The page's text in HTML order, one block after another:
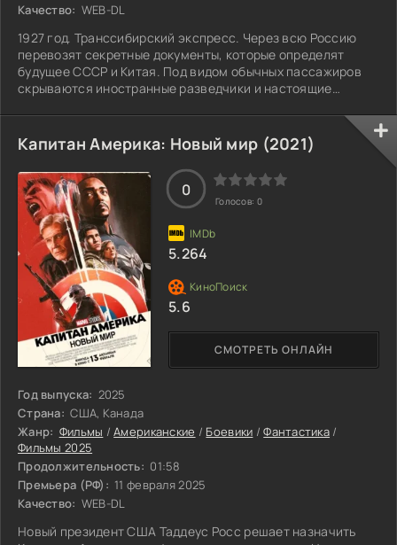
Качество: WEB-DL
1927 год. Транссибирский экспресс. Через всю Россию
перевозят секретные документы, которые определят
будущее СССР и Китая. Под видом обычных пассажиров
скрываются иностранные разведчики и настоящие
красноармейцу и бывшему царскому агенту приходится
объединиться, чтобы раскрыть общего врага.
Капитан Америка: Новый мир (2021)
Год выпуска: 2025
Страна: США, Канада
Жанр: Фильмы /Американские / Боевики /Фантастика /
Фильмы 2025
Продолжительность: 01:58
Премьера (РФ): 11 февраля 2025
Качество: WEB-DL
Новый президент США Таддеус Росс решает назначить
СМОТРЕТЬ ОНЛАЙН
0
Голосов: 0
5.264
5.6